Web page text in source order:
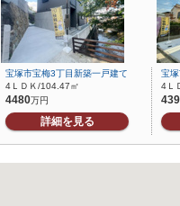
宝塚市宝梅3丁目新築一戸建て
4ＬＤＫ/104.47㎡
4480万円
詳細を見る
宝
4Ｌ